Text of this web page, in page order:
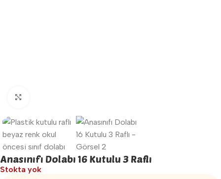
Anasınıfı Dolabı 16 Kutulu 3 Raflı
Stokta yok